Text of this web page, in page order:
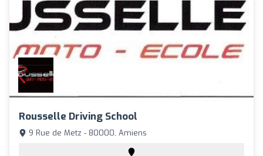
Rousselle Driving School
9 Rue de Metz - 80000, Amiens